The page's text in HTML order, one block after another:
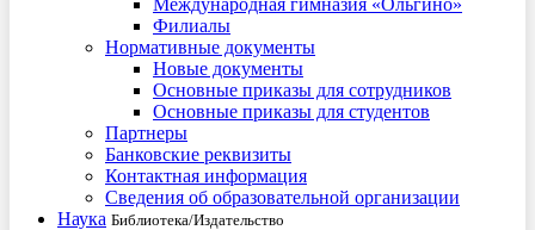
Международная гимназия «Ольгино»
Филиалы
Нормативные документы
Новые документы
Основные приказы для сотрудников
Основные приказы для студентов
Партнеры
Банковские реквизиты
Контактная информация
Сведения об образовательной организации
Наука Библиотека/Издательство